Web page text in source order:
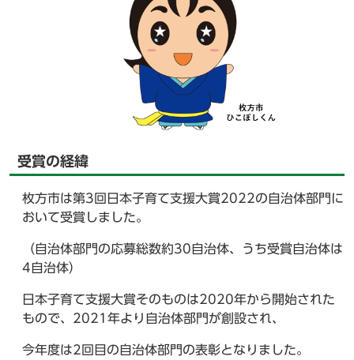
受賞の経緯
枚方市は第3回日本子育て支援大賞2022の自治体部門に
おいて受賞しました。
（自治体部門の応募総数約30自治体、うち受賞自治体は
4自治体）
日本子育て支援大賞そのものは2020年から開始された
もので、2021年より自治体部門が創設され、
今年度は2回目の自治体部門の表彰となりました。